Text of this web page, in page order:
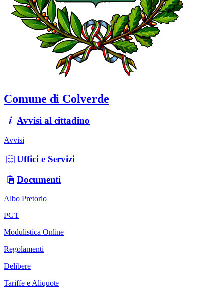
Comune di Colverde
Avvisi al cittadino
Avvisi
Uffici e Servizi
Documenti
Albo Pretorio
PGT
Modulistica Online
Regolamenti
Delibere
Tariffe e Aliquote